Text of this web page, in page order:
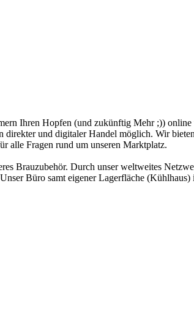
Ihren Hopfen (und zukünftig Mehr ;)) online
und digitaler Handel möglich. Wir
alle Fragen rund um unseren Marktplatz.
Brauzubehör. Durch unser weltweites
Büro samt eigener Lagerfläche